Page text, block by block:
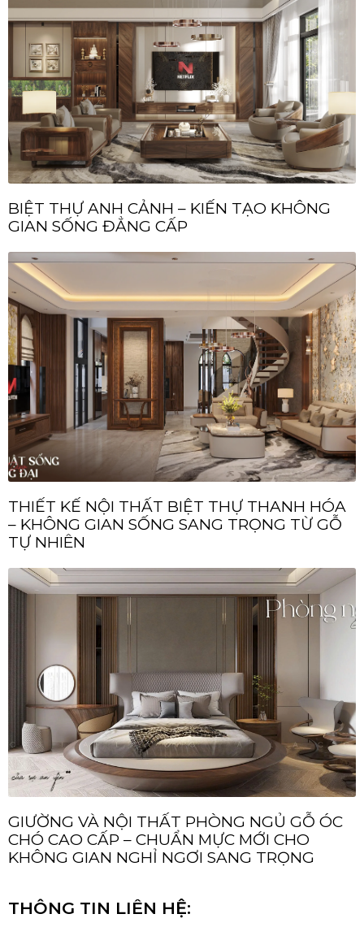
BIỆT THỰ ANH CẢNH – KIẾN TẠO KHÔNG
GIAN SỐNG ĐẲNG CẤP
THIẾT KẾ NỘI THẤT BIỆT THỰ THANH HÓA
– KHÔNG GIAN SỐNG SANG TRỌNG TỪ GỖ
TỰ NHIÊN
GIƯỜNG VÀ NỘI THẤT PHÒNG NGỦ GỖ ÓC
CHÓ CAO CẤP – CHUẨN MỰC MỚI CHO
KHÔNG GIAN NGHỈ NGƠI SANG TRỌNG
THÔNG TIN LIÊN HỆ: